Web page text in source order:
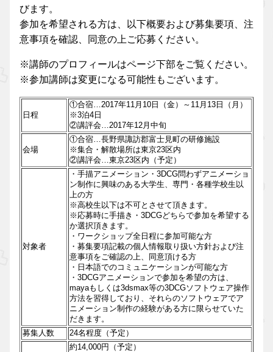
びます。
参加を希望される方は、以下概要および募集要項、注
意事項を確認、同意の上ご応募ください。
※講師のプロフィールはページ下部をご覧ください。
※参加講師は変更になる可能性もございます。
日程
①合宿…2017年11月10日（金）～11月13日（月）
※3泊4日
②講評会…2017年12月中旬
会場
①合宿…長野県諏訪郡富士見町の研修施設
※集合・解散場所は東京23区内
②講評会…東京23区内（予定）
対象者
・手描アニメーション・3DCG問わずアニメーショ
ン制作に興味のある大学生、専門・各種学校生以
上の方
※高校生以下は不可とさせて頂きます。
※応募時に手描き・3DCGどちらで参加を希望する
か選択頂きます。
・ワークショップ全日程に参加可能な方
・募集要項記載の個人情報取り扱い方針および注
意事項をご確認の上、同意頂ける方
・日本語でのコミュニケーションが可能な方
・3DCGアニメーションで参加を希望の方は、
mayaもしくは3dsmax等の3DCGソフトウェア操作
方法を習得しており、それらのソフトウェアでア
ニメーション制作の経験がある方に限らせていた
だきます。
募集人数
24名程度（予定）
約14,000円（予定）